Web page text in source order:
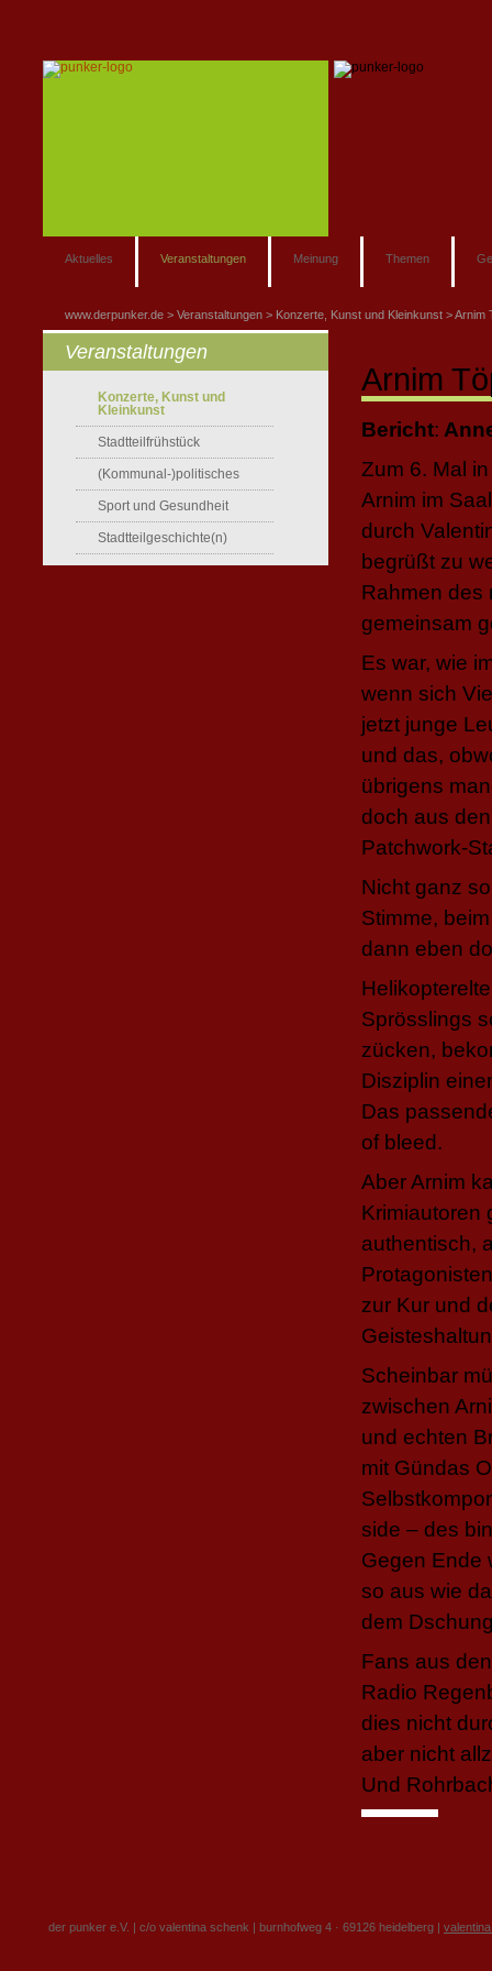
Aktuelles Veranstaltungen Meinung Themen
www.derpunker.de Veranstaltungen Konzerte, Kunst und Kleinkunst Arnim
Arnim
Bericht:
Zum 6. Mal
Arnim im
durch
begrüßt zu
Rahmen des
gemeinsam
Es war, wie
wenn sich
jetzt junge
und das,
übrigens
doch aus
Patchwork-
Nicht ganz
Stimme,
dann eben
Sprösslings
zücken,
Disziplin
Das
of bleed.
Aber Arnim
Krimiautoren
authentisch,
zur Kur und
Scheinbar
zwischen
und echten
mit Gündas
side – des
Gegen Ende
so aus wie
dem
Fans aus
Radio
dies nicht
aber nicht
Und
Veranstaltungen
Konzerte, Kunst und
Kleinkunst
Stadtteilfrühstück
(Kommunal-)politisches
Sport und Gesundheit
Stadtteilgeschichte(n)
der punker e.V. | c/o valentina schenk | burnhofweg 4 · 69126 heidelberg |